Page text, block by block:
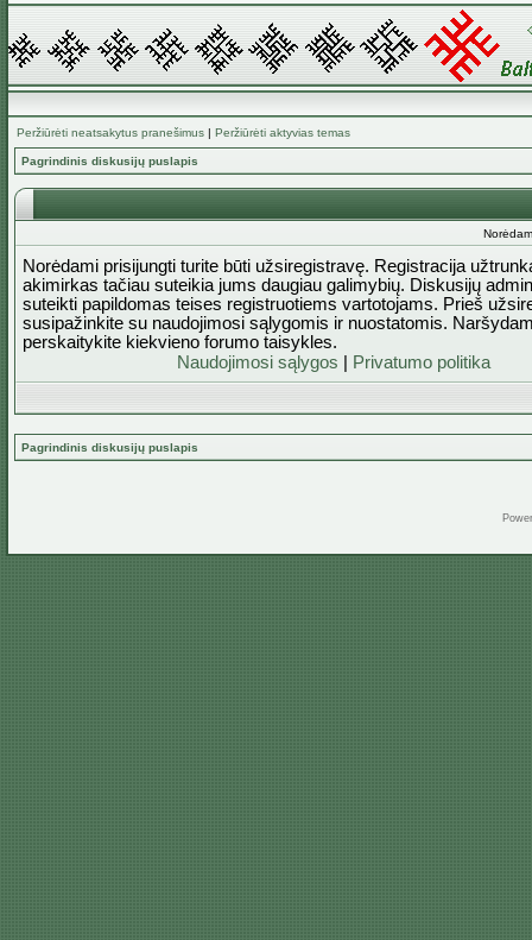
Peržiūrėti neatsakytus pranešimus | Peržiūrėti aktyvias temas
Pagrindinis diskusijų puslapis
Norėdami prisijungti turite būti užsiregistravę. Registracija
akimirkas tačiau suteikia jums daugiau galimybių. Diskusijų
suteikti papildomas teises registruotiems vartotojams. Prieš
susipažinkite su naudojimosi sąlygomis ir nuostatomis.
perskaitykite kiekvieno forumo taisykles.
Naudojimosi sąlygos
Privatumo politika
Pagrindinis diskusijų puslapis